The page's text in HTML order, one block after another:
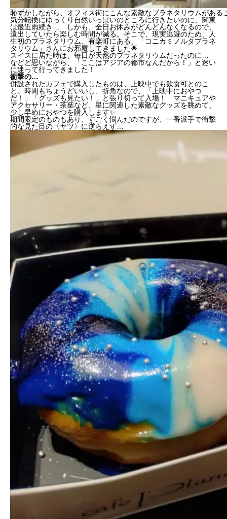
恥ずかしながら、オフィス街にこんな素敵なプラネタリウムがあ
気分転換にゆっくり自然いっぱいのところに行きたいのに、関東
は最近雨続き… しかも、全日お休みがどんどんなくなるので、
遠出していたら楽しむ時間が減る。そこで、現実逃避のため、人
生初のプラネタリウム、有楽町にある、「コニカミノルタプラネ
タリウム」さんにお邪魔してきました🌟
スイスに居た時は、毎日が天然のプラネタリウムだったのに…
などど思いながら、「ここはアジアの都市なんだから！」と迷い
に迷って行ってきました！
衝撃の…
併設されたカフェで購入したものは、上映中でも飲食可とのこ
と。時間もちょうどいいし、折角なので、「上映中におやつ
だ！」「グッズも見たい！」と張り切って入場！ マニキュアや
アクセサリー・茶葉など、星に関連した素敵なグッズを眺めて、
少し早めにおやつを購入します✨️
期間限定のものもあり、すごく悩んだのですが、一番派手で衝撃
的な見た目の〈ヤツ〉に逆らえず…